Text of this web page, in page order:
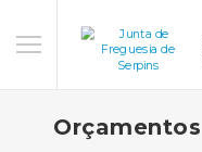
Orçamentos